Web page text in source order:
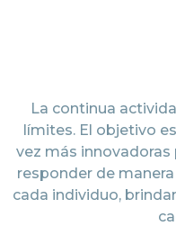
La continua
límites. El objetivo
vez más
responder de
cada individuo,